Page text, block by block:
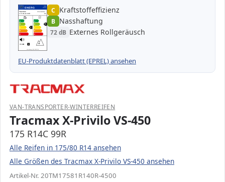
ENERG 1000000
Tracmax 20TM17581R140R-…
175 R14C 99R C2
A
B
C
C
D
E
A
B
B
C
D
E
72 dB B
Verordnung (EU) 2020/740
C Kraftstoffeffizienz
B Nasshaftung
72 dB Externes Rollgeräusch
EU-Produktdatenblatt (EPREL) ansehen
VAN-TRANSPORTER-WINTERREIFEN
Tracmax X-Privilo VS-450
175 R14C 99R
Alle Reifen in 175/80 R14 ansehen
Alle Größen des Tracmax X-Privilo VS-450 ansehen
Artikel-Nr. 20TM17581R140R-4500